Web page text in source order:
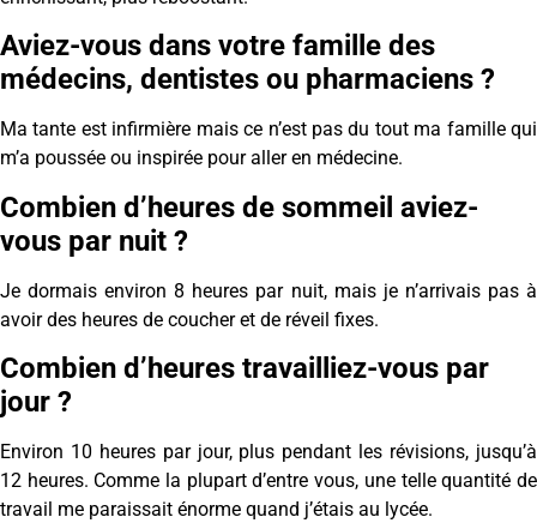
Aviez-vous dans votre famille des
médecins, dentistes ou pharmaciens ?
Ma tante est infirmière mais ce n’est pas du tout ma famille qui
m’a poussée ou inspirée pour aller en médecine.
Combien d’heures de sommeil aviez-
vous par nuit ?
Je dormais environ 8 heures par nuit, mais je n’arrivais pas à
avoir des heures de coucher et de réveil fixes.
Combien d’heures travailliez-vous par
jour ?
Environ 10 heures par jour, plus pendant les révisions, jusqu’à
12 heures. Comme la plupart d’entre vous, une telle quantité de
travail me paraissait énorme quand j’étais au lycée.